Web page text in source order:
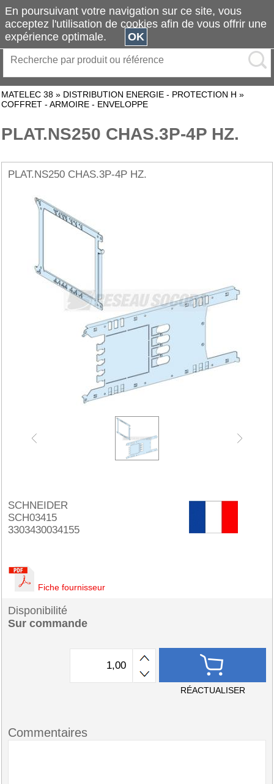
MATELEC 38 » DISTRIBUTION ENERGIE - PROTECTION H »
COFFRET - ARMOIRE - ENVELOPPE
PLAT.NS250 CHAS.3P-4P HZ.
PLAT.NS250 CHAS.3P-4P HZ.
SCHNEIDER
SCH03415
3303430034155
Fiche fournisseur
Disponibilité
Sur commande
RÉACTUALISER
Commentaires
En poursuivant votre navigation sur ce site, vous
acceptez l'utilisation de cookies afin de vous offrir une
expérience optimale.
OK